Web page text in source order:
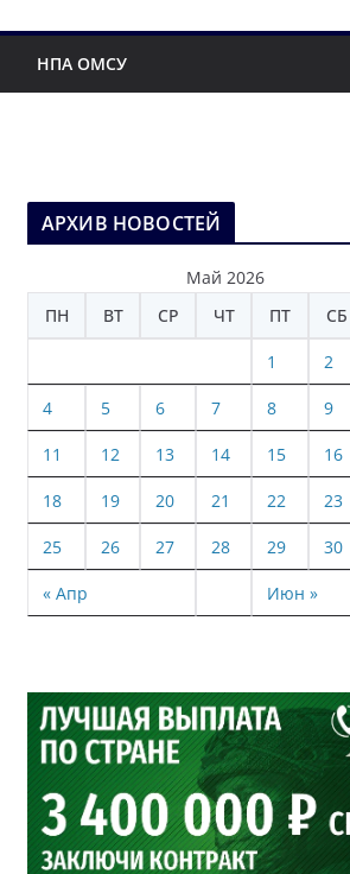
НПА ОМСУ
АРХИВ НОВОСТЕЙ
Май 2026
ПН
ВТ СР ЧТ ПТ СБ
« Апр Июн »
1 2
4 5 6 7 8 9
11 12 13 14 15 16
18 19 20 21 22 23
25 26 27 28 29 30